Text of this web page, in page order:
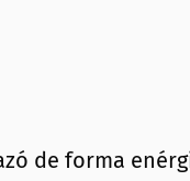
de forma